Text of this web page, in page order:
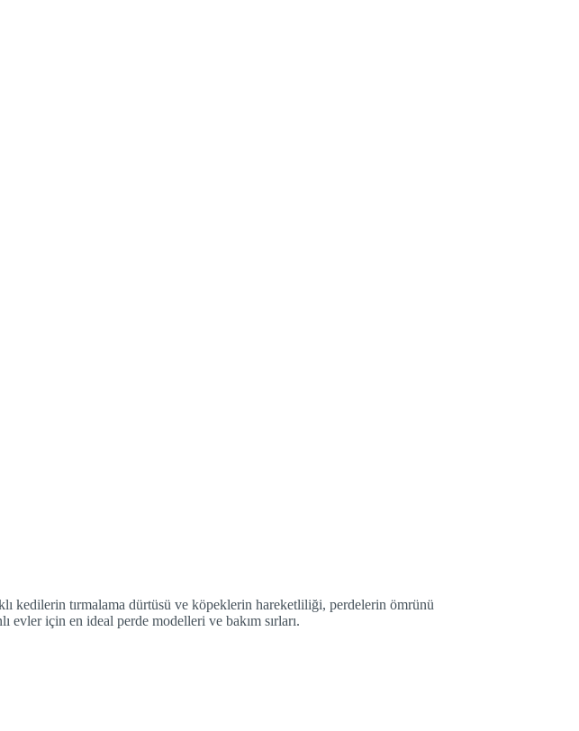
kedilerin tırmalama dürtüsü ve köpeklerin hareketliliği, perdelerin ömrünü
için en ideal perde modelleri ve bakım sırları.